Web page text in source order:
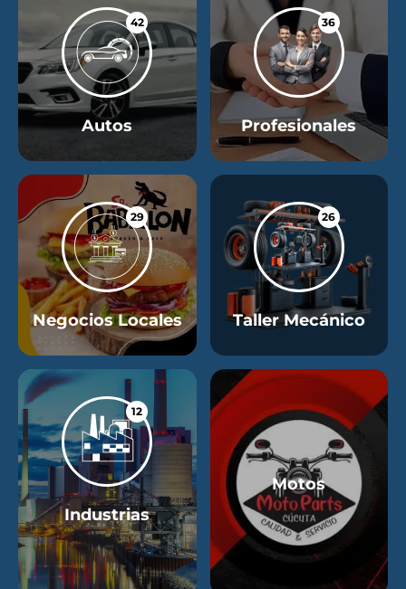
42
Autos
36
Profesionales
29
Negocios Locales
26
Taller Mecánico
12
Industrias
Motos